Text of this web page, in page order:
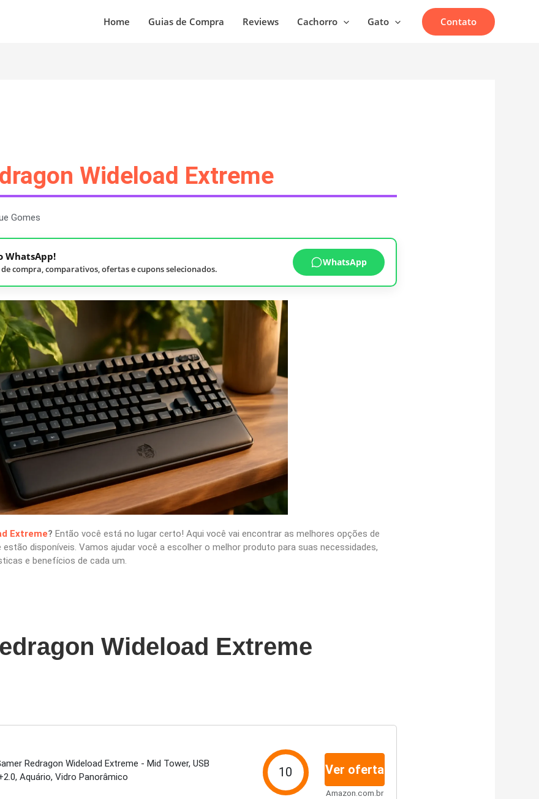
Home Guias de Compra Reviews Cachorro Gato Contato
Wideload Extreme
Gomes
WhatsApp!
compra, comparativos, ofertas e cupons selecionados.
WhatsApp
Extreme? Então você está no lugar certo! Aqui você vai encontrar as melhores opções de
estão disponíveis. Vamos ajudar você a escolher o melhor produto para suas necessidades,
e benefícios de cada um.
Wideload Extreme
Redragon Wideload Extreme - Mid Tower, USB
Aquário, Vidro Panorâmico
10 Ver oferta
Amazon.com.br